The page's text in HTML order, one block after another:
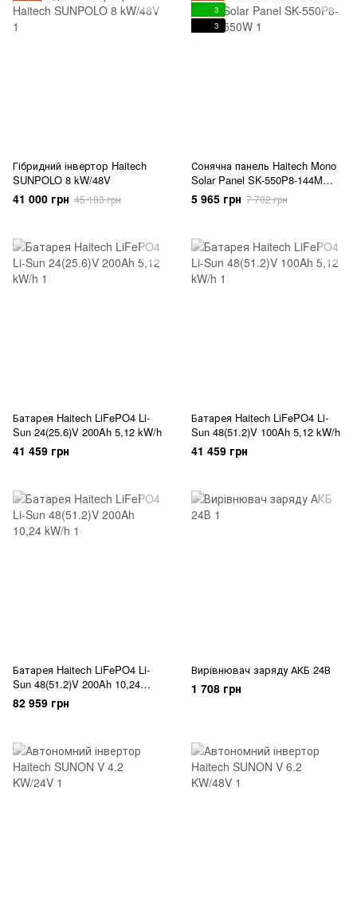
Гібридний інвертор Haitech
SUNPOLO 8 kW/48V
41 000 грн 45 183 грн
3
3
Сонячна панель Haitech Mono
Solar Panel SK-550P8-144M
550W
5 965 грн 7 702 грн
Батарея Haitech LiFePO4 Li-
Sun 24(25.6)V 200Ah 5,12 kW/h
41 459 грн
Батарея Haitech LiFePO4 Li-
Sun 48(51.2)V 100Ah 5,12 kW/h
41 459 грн
Батарея Haitech LiFePO4 Li-
Sun 48(51.2)V 200Ah 10,24
kW/h
82 959 грн
Вирівнювач заряду АКБ 24В
1 708 грн